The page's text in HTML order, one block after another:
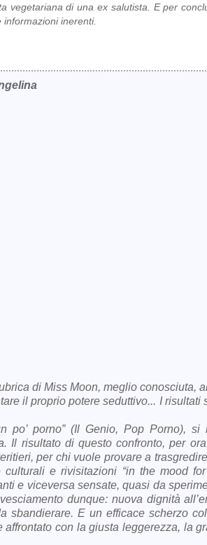
vegetariana di una ex salutista. E per
inerenti.
di Miss Moon, meglio conosciuta,
il proprio potere seduttivo... I risultati
po’ porno” (Il Genio, Pop Porno), si
Il risultato di questo confronto, per
per chi vuole provare a
e rivisitazioni “in the mood for
e viceversa sensate, quasi da
dunque: nuova dignità
sbandierare. E un efficace scherzo
con la giusta leggerezza, la